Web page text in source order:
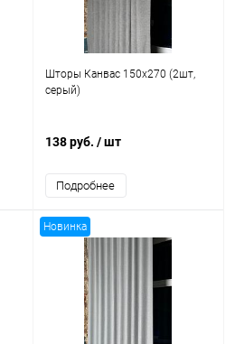
Шторы Канвас 150x270 (2шт,
серый)
138 руб. / шт
Подробнее
Новинка